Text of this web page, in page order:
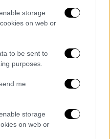
storage
on web or
to be sent to
purposes.
me
storage
on web or
-